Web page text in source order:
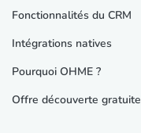
Fonctionnalités du CRM
Intégrations natives
Pourquoi OHME ?
Offre découverte gratuite